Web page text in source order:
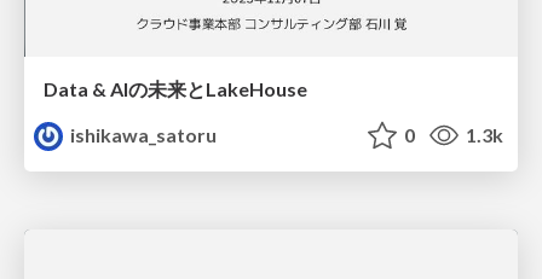
Data & AIの未来とLakeHouse
ishikawa_satoru
0 1.3k